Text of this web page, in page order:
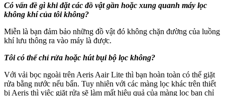
Có vấn đề gì khi đặt các đồ vật gần hoặc xung quanh máy lọc
không khí của tôi không?
Miễn là bạn đảm bảo những đồ vật đó không chặn đường của luồng
khí lưu thông ra vào máy là được.
Tôi có thể chỉ rửa hoặc hút bụi bộ lọc không?
Với vải bọc ngoài trên Aeris Aair Lite thì bạn hoàn toàn có thể giặt
rửa bằng nước nếu bẩn. Tuy nhiên với các màng lọc khác trên thiết
bị Aeris thì việc giặt rửa sẽ làm mất hiệu quả của màng lọc bạn chỉ